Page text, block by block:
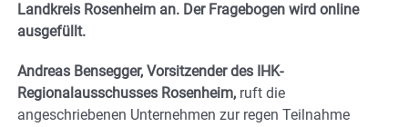
Landkreis Rosenheim an. Der Frage­bogen wird online
ausgefüllt.
Andreas Bensegger, Vorsitzender des IHK-
Regionalausschusses Rosenheim, ruft die
angeschriebenen Unternehmen zur regen Teilnahme